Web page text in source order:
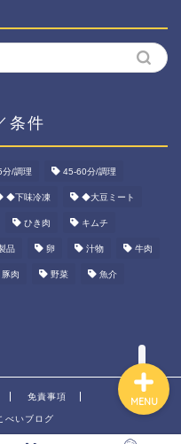
条件
分/調理 45-60分/調理
◆下味冷凍 ◆大豆ミート
ひき肉 キムチ
品 卵 汁物 牛肉
豚肉 野菜 魚介
免責事項
いブログ
MENU
ホーム
資産運用
ダイエット